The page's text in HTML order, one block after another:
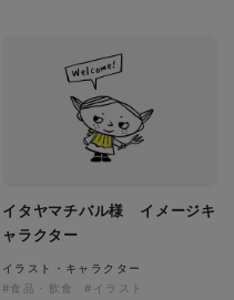
イタヤマチバル様 イメージキ
ャラクター
イラスト・キャラクター
#食品・飲食
#イラスト